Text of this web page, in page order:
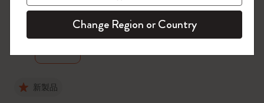
新製品
今すぐ会員登録 !
Change Region or Country